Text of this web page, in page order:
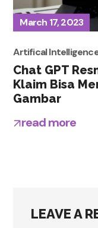
March 17, 2023
Artifical
Chat GPT
Klaim Bisa
Gambar
read more
LEAVE A